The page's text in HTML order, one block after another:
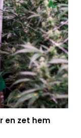
en zet hem